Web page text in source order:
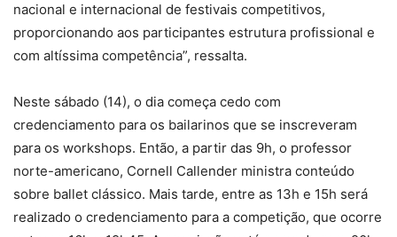
nacional e internacional de festivais competitivos,
proporcionando aos participantes estrutura profissional e
com altíssima competência”, ressalta.
Neste sábado (14), o dia começa cedo com
credenciamento para os bailarinos que se inscreveram
para os workshops. Então, a partir das 9h, o professor
norte-americano, Cornell Callender ministra conteúdo
sobre ballet clássico. Mais tarde, entre as 13h e 15h será
realizado o credenciamento para a competição, que ocorre